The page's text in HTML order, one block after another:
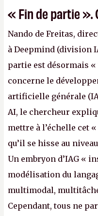
« Fin de partie ».
Nando de Freitas,
à Deepmind (division
partie est désormais
concerne le
artificielle générale
AI, le chercheur
mettre à l’échelle cet
qu’il se hisse au
Un embryon d’IAG «
modélisation du
multimodal,
Cependant, tous ne